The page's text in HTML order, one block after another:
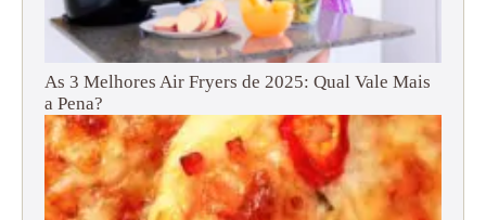
As 3 Melhores Air Fryers de 2025: Qual Vale Mais
a Pena?